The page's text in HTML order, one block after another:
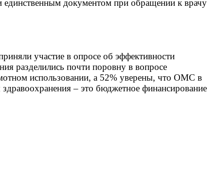
документом при обращении к врачу
участие в опросе об эффективности
разделились почти поровну в вопросе
использовании, а 52% уверены, что ОМС в
– это бюджетное финансирование